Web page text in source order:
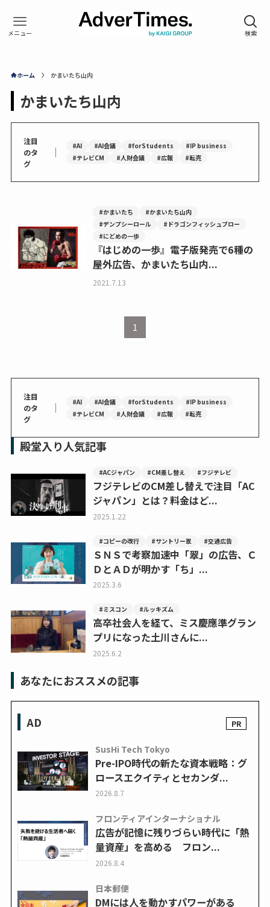
ホーム かまいたち山内
かまいたち山内
注目
のタ
グ
｜ #AI #AI会議 #forStudents
#IP business
#テレビCM
#人財会議 #広報 #転売
#かまいたち
#かまいたち山内
#デンプシーロール
#ドラゴンフィッシュブロー
#にどめの一歩
『はじめの一歩』電子版発売で6種の
屋外広告、かまいたち山内...
2021.7.13
1
注目
のタ
グ
｜ #AI #AI会議 #forStudents
#IP business
#テレビCM
#人財会議 #広報 #転売
殿堂入り人気記事
#ACジャパン #CM差し替え #フジテレビ
フジテレビのCM差し替えで注目「AC
ジャパン」とは？料金はど...
2025.1.22
#コピーの改行 #サントリー翠 #交通広告
ＳＮＳで考察加速中「翠」の広告、Ｃ
ＤとＡＤが明かす「ち」...
2025.3.6
#ミスコン #ルッキズム
高卒社会人を経て、ミス慶應準グラン
プリになった土川さんに...
2025.6.2
あなたにおススメの記事
AD
SusHi Tech Tokyo
Pre-IPO時代の新たな資本戦略：グ
ロースエクイティとセカンダ...
2026.8.7
フロンティアインターナショナル
広告が記憶に残りづらい時代に「熱
量資産」を高める フロン...
2026.8.4
日本郵便
DMには人を動かすパワーがある